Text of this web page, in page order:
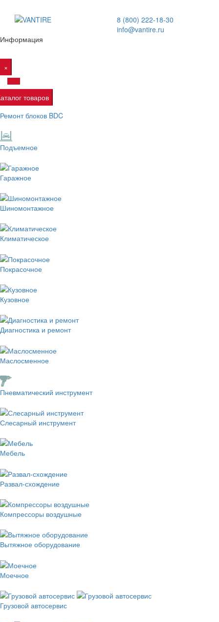
8 (800) 222-18-30
info@vantire.ru
Информация
×
товаров
Ремонт блоков BDC
Подъемное
Гаражное
Шиномонтажное
Климатическое
Покрасочное
Кузовное
Диагностика и ремонт
Маслосменное
Пневматический инструмент
Слесарный инструмент
Мебель
Развал-схождение
Компрессоры воздушные
Вытяжное оборудование
Моечное
Грузовой автосервис